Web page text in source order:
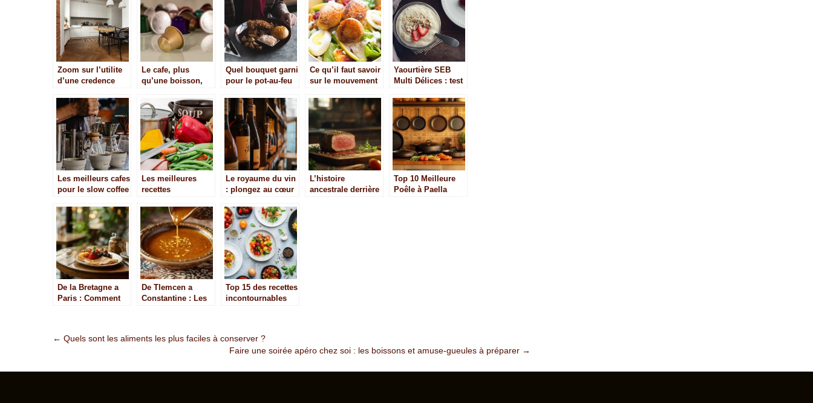
Zoom sur l’utilite
d’une credence
Le cafe, plus
qu’une boisson,
recettes en cuisine
Quel bouquet garni
pour le pot-au-feu
Ce qu’il faut savoir
sur le mouvement
Yaourtière SEB
Multi Délices : test
Les meilleurs cafes
pour le slow coffee
Les meilleures
recettes
francaises
Le royaume du vin
: plongez au cœur
Bordeaux
L’histoire
ancestrale derrière
Top 10 Meilleure
Poêle à Paella
De la Bretagne a
Paris : Comment
des Parisiens
De Tlemcen a
Constantine : Les
Top 15 des recettes
incontournables
Post
← Quels sont les aliments les plus faciles à conserver ?
Faire une soirée apéro chez soi : les boissons et amuse-gueules à préparer →